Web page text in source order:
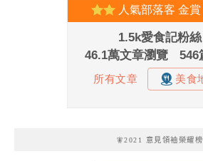
🧚2021 意見領袖榮耀榜